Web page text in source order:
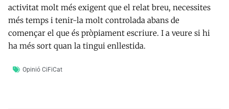
activitat molt més exigent que el relat breu, necessites
més temps i tenir-la molt controlada abans de
començar el que és pròpiament escriure. I a veure si hi
ha més sort quan la tingui enllestida.
Opinió CiFiCat